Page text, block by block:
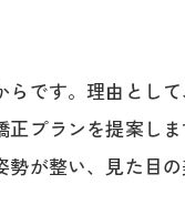
を実践
と姿勢改善の方法
です。理由とし
プランを提案し
が整い、見た目